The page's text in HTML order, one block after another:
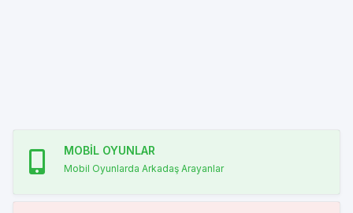
MOBİL OYUNLAR
Mobil Oyunlarda Arkadaş Arayanlar